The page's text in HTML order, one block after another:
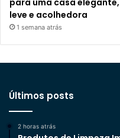
leve e acolhedora
1 semana atrás
Últimos posts
2 horas atrás